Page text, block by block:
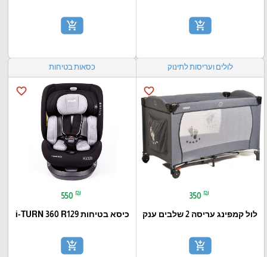
add_shopping_cart
add_shopping_cart
לולים ועריסות לתינוק
favorite_border
350 ₪
לול קמפינג עריסה 2 שלבים ענק
add_shopping_cart
כסאות בטיחות
favorite_border
550 ₪
כיסא בטיחות i-TURN 360 R129
add_shopping_cart